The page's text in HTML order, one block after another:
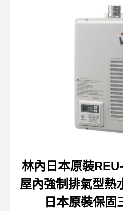
林內日本原裝
屋內強制排氣型熱
日本原裝保固